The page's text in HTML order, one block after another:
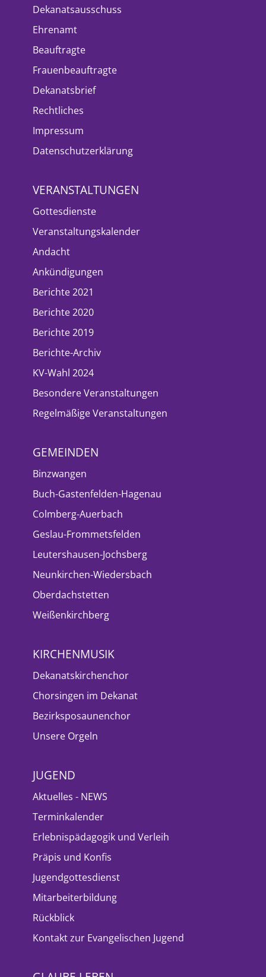
Dekanatsausschuss
Ehrenamt
Beauftragte
Frauenbeauftragte
Dekanatsbrief
Rechtliches
Impressum
Datenschutzerklärung
VERANSTALTUNGEN
Gottesdienste
Veranstaltungskalender
Andacht
Ankündigungen
Berichte 2021
Berichte 2020
Berichte 2019
Berichte-Archiv
KV-Wahl 2024
Besondere Veranstaltungen
Regelmäßige Veranstaltungen
GEMEINDEN
Binzwangen
Buch-Gastenfelden-Hagenau
Colmberg-Auerbach
Geslau-Frommetsfelden
Leutershausen-Jochsberg
Neunkirchen-Wiedersbach
Oberdachstetten
Weißenkirchberg
KIRCHENMUSIK
Dekanatskirchenchor
Chorsingen im Dekanat
Bezirksposaunenchor
Unsere Orgeln
JUGEND
Aktuelles - NEWS
Terminkalender
Erlebnispädagogik und Verleih
Präpis und Konfis
Jugendgottesdienst
Mitarbeiterbildung
Rückblick
Kontakt zur Evangelischen Jugend